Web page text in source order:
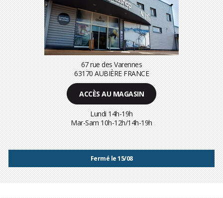
67 rue des Varennes
63170 AUBIÈRE FRANCE
ACCÈS AU MAGASIN
Lundi 14h-19h
Mar-Sam 10h-12h/14h-19h
Fermé le 15/08